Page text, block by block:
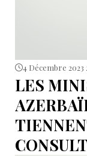
4 Décembre 2023
LES